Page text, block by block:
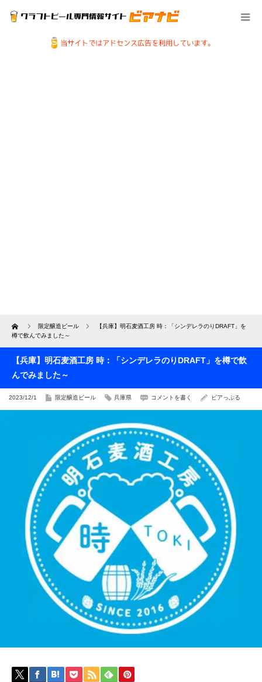
Home 限定醸造ビール
【兵庫】明石麦酒工房 時：「シンデレラのりDRAFT」を
樽で飲んでみました～
【兵庫】明石麦酒工房 時：「シンデレラのりDRAFT」を樽で飲
んでみました～
2023/12/1 限定醸造ビール 兵庫県 コメントを書く ビアっぷる